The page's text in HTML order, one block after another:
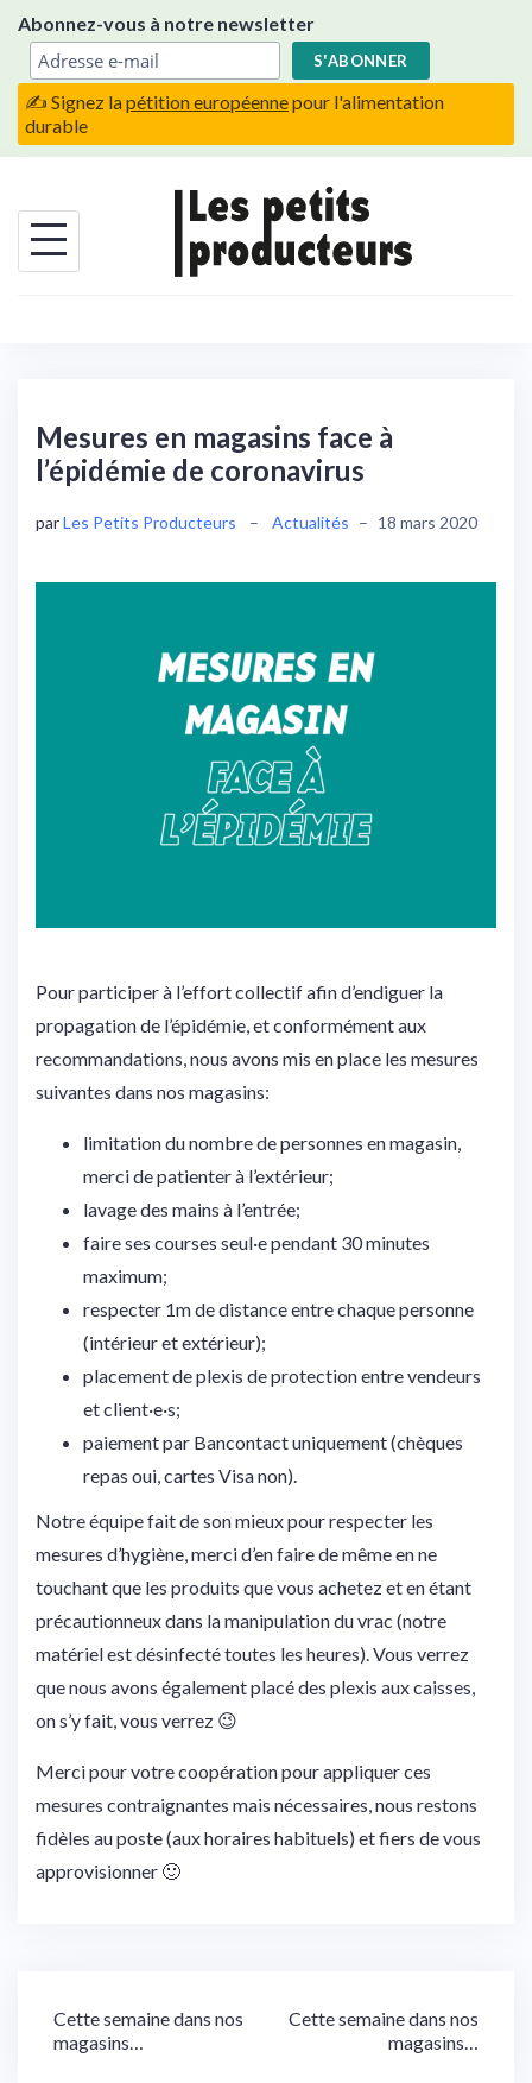
content
Abonnez-vous à notre newsletter
✍️ Signez lapétition européennepour l'alimentation
durable
Mesures en magasins face à
l’épidémie de coronavirus
parLes Petits Producteurs – Actualités – 18 mars 2020
Pour participer à l’effort collectif afin d’endiguer la
propagation de l’épidémie, et conformément aux
recommandations, nous avons mis en place les mesures
suivantes dans nos magasins:
limitation du nombre de personnes en magasin,
merci de patienter à l’extérieur;
lavage des mains à l’entrée;
faire ses courses seul·e pendant 30 minutes
maximum;
respecter 1m de distance entre chaque personne
(intérieur et extérieur);
placement de plexis de protection entre vendeurs
et client·e·s;
paiement par Bancontact uniquement (chèques
repas oui, cartes Visa non).
Notre équipe fait de son mieux pour respecter les
mesures d’hygiène, merci d’en faire de même en ne
touchant que les produits que vous achetez et en étant
précautionneux dans la manipulation du vrac (notre
matériel est désinfecté toutes les heures). Vous verrez
que nous avons également placé des plexis aux caisses,
on s’y fait, vous verrez 😉
Merci pour votre coopération pour appliquer ces
mesures contraignantes mais nécessaires, nous restons
fidèles au poste (aux horaires habituels) et fiers de vous
approvisionner 🙂
Navigation
de
Cette semaine dans nos
magasins…
Cette semaine dans nos
magasins…